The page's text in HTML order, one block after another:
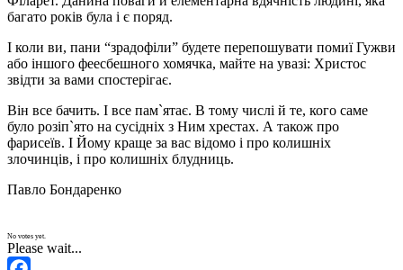
багато років була і є поряд.
І коли ви, пани “зрадофіли” будете перепошувати помиї Гужви
або іншого феесбешного хомячка, майте на увазі: Христос
звідти за вами спостерігає.
Він все бачить. І все пам`ятає. В тому числі й те, кого саме
було розіп`ято на сусідніх з Ним хрестах. А також про
фарисеїв. І Йому краще за вас відомо і про колишніх
злочинців, і про колишніх блудниць.
Павло Бондаренко
No votes yet.
Please wait...